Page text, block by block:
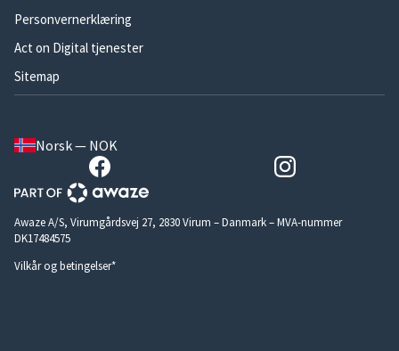
Personvernerklæring
Act on Digital tjenester
Sitemap
Norsk — NOK
Awaze A/S, Virumgårdsvej 27, 2830 Virum – Danmark – MVA-nummer
DK17484575
Vilkår og betingelser*